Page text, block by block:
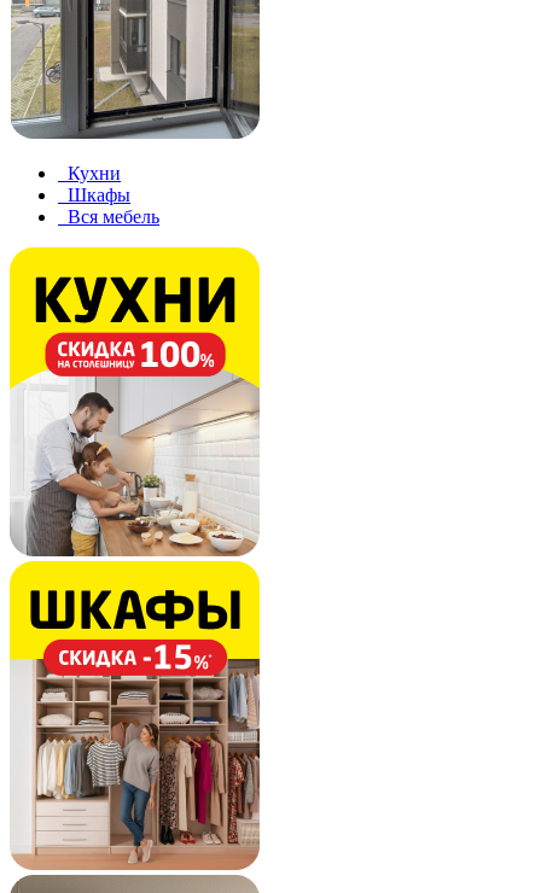
Кухни
Шкафы
Вся мебель